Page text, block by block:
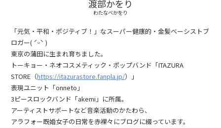
渡部かをり
わたなべかをり
「元気・平和・ポジティブ！」なスーパー健康的・金髪ベーシストブ
ロガー( ˊᵕˋ )
東京の蒲田に生まれ育ちました。
トーキョー・ネオコスメティック・ポップバンド「ITAZURA
STORE（https://itazurastore.fanpla.jp/）」
表現ユニット「onneto」
3ピースロックバンド「akemi」に所属。
アーティストサポートなど音楽活動のかたわら、
アラフォー既婚女子の日常を赤裸々にブログに綴っています。